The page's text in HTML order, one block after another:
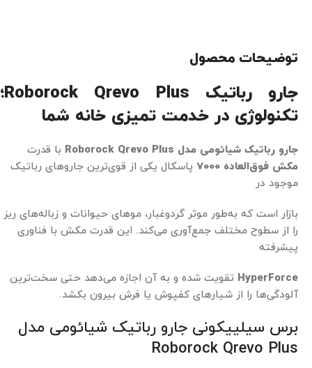
توضیحات محصول
جارو رباتیک Roborock Qrevo Plus؛
تکنولوژی در خدمت تمیزی خانه شما
جارو رباتیک شیائومی مدل Roborock Qrevo Plus
با قدرت
مکش فوق‌العاده 7000
پاسکال یکی از قوی‌ترین جاروهای رباتیک
موجود در
بازار است که به‌طور موثر گردوغبار، موهای حیوانات و زباله‌های ریز
را از سطوح مختلف جمع‌آوری می‌کند. این قدرت مکش با فناوری
پیشرفته
HyperForce تقویت شده و به آن اجازه می‌دهد حتی سخت‌ترین
آلودگی‌ها را از شیارهای کفپوش یا فرش بیرون بکشد.
برس سیلییکونی جارو رباتیک شیائومی مدل
Roborock Qrevo Plus